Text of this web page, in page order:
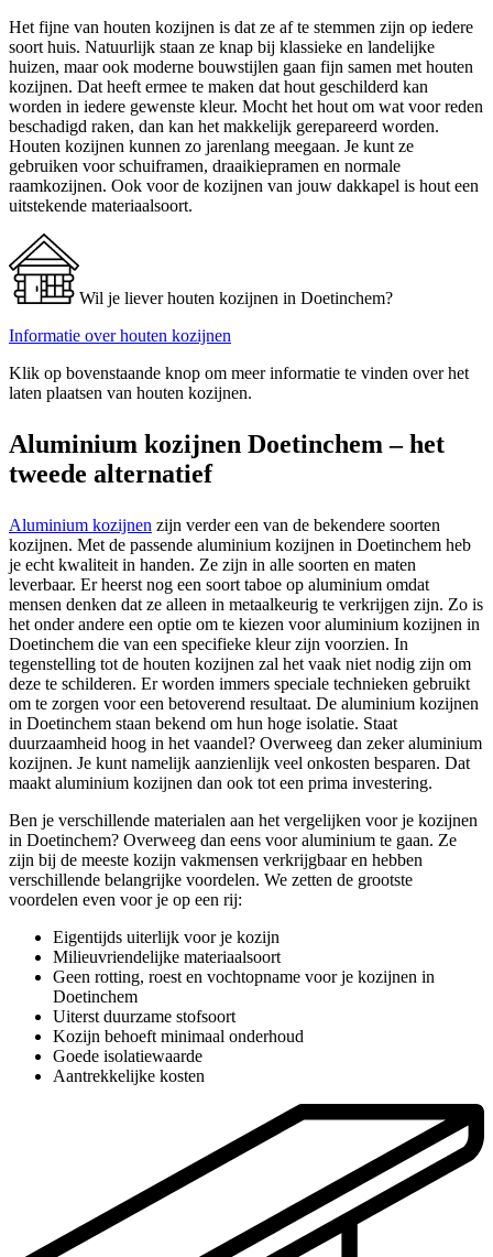
Het fijne van houten kozijnen is dat ze af te stemmen zijn op iedere
soort huis. Natuurlijk staan ze knap bij klassieke en landelijke
huizen, maar ook moderne bouwstijlen gaan fijn samen met houten
kozijnen. Dat heeft ermee te maken dat hout geschilderd kan
worden in iedere gewenste kleur. Mocht het hout om wat voor reden
beschadigd raken, dan kan het makkelijk gerepareerd worden.
Houten kozijnen kunnen zo jarenlang meegaan. Je kunt ze
gebruiken voor schuiframen, draaikiepramen en normale
raamkozijnen. Ook voor de kozijnen van jouw dakkapel is hout een
uitstekende materiaalsoort.
Wil je liever houten kozijnen in Doetinchem?
Informatie over houten kozijnen
Klik op bovenstaande knop om meer informatie te vinden over het
laten plaatsen van houten kozijnen.
Aluminium kozijnen Doetinchem – het
tweede alternatief
Aluminium kozijnen zijn verder een van de bekendere soorten
kozijnen. Met de passende aluminium kozijnen in Doetinchem heb
je echt kwaliteit in handen. Ze zijn in alle soorten en maten
leverbaar. Er heerst nog een soort taboe op aluminium omdat
mensen denken dat ze alleen in metaalkeurig te verkrijgen zijn. Zo is
het onder andere een optie om te kiezen voor aluminium kozijnen in
Doetinchem die van een specifieke kleur zijn voorzien. In
tegenstelling tot de houten kozijnen zal het vaak niet nodig zijn om
deze te schilderen. Er worden immers speciale technieken gebruikt
om te zorgen voor een betoverend resultaat. De aluminium kozijnen
in Doetinchem staan bekend om hun hoge isolatie. Staat
duurzaamheid hoog in het vaandel? Overweeg dan zeker aluminium
kozijnen. Je kunt namelijk aanzienlijk veel onkosten besparen. Dat
maakt aluminium kozijnen dan ook tot een prima investering.
Ben je verschillende materialen aan het vergelijken voor je kozijnen
in Doetinchem? Overweeg dan eens voor aluminium te gaan. Ze
zijn bij de meeste kozijn vakmensen verkrijgbaar en hebben
verschillende belangrijke voordelen. We zetten de grootste
voordelen even voor je op een rij:
Eigentijds uiterlijk voor je kozijn
Milieuvriendelijke materiaalsoort
Geen rotting, roest en vochtopname voor je kozijnen in
Doetinchem
Uiterst duurzame stofsoort
Kozijn behoeft minimaal onderhoud
Goede isolatiewaarde
Aantrekkelijke kosten